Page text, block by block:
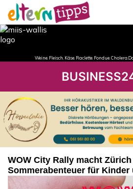
WOW City Rally macht
Sommerabenteuer für Kinder